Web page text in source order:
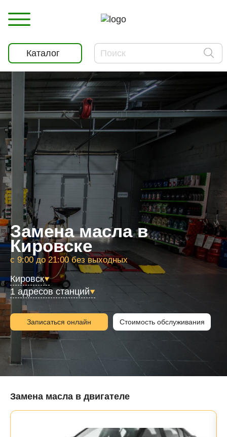
Каталог
Замена масла в
Кировске
с 9:00 до 21:00 без выходных
Кировск
1 адресов станций
Записаться онлайн Стоимость обслуживания
Замена масла в двигателе